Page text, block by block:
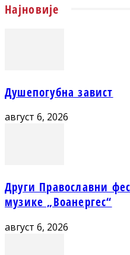
Најновије
Душепогубна завист
август 6, 2026
Други Православни
музике „Воанергес“
август 6, 2026